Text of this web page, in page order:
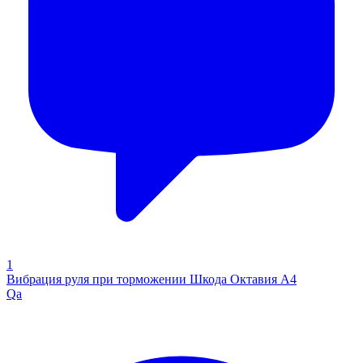
1
Вибрация руля при торможении Шкода Октавия А4
Qa